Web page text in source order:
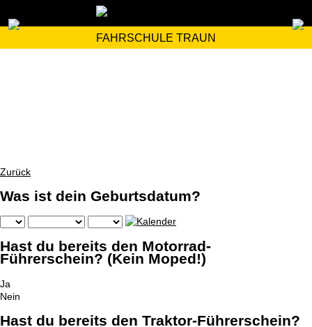
FAHRSCHULE TRAUN
Zurück
Was ist dein Geburtsdatum?
Hast du bereits den Motorrad-
Führerschein? (Kein Moped!)
Ja
Nein
Hast du bereits den Traktor-Führerschein?